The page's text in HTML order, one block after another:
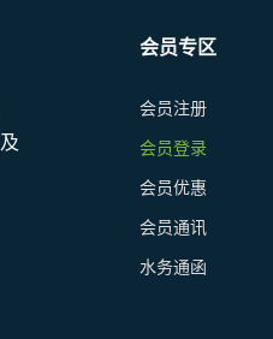
会员专区
会员注册
会员登录
会员优惠
会员通讯
水务通函